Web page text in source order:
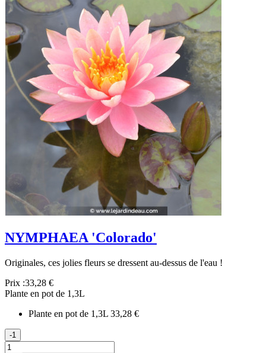
NYMPHAEA 'Colorado'
Originales, ces jolies fleurs se dressent au-dessus de l'eau !
Prix :33,28 €
Plante en pot de 1,3L
Plante en pot de 1,3L 33,28 €
-1